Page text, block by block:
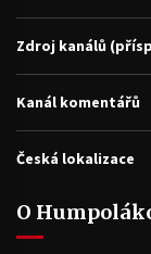
Zdroj kanálů
Kanál komentářů
Česká lokalizace
O